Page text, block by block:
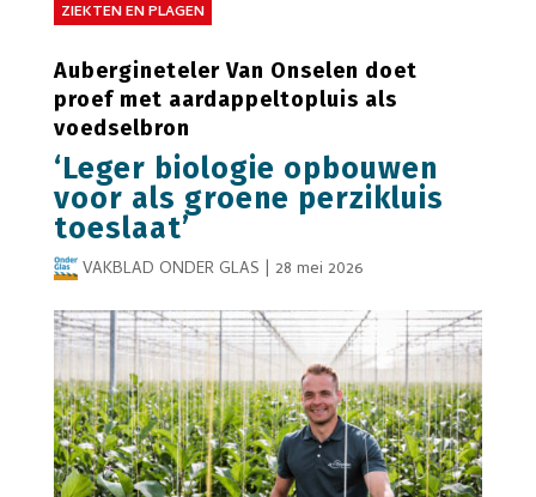
ZIEKTEN EN PLAGEN
Aubergineteler Van Onselen doet
proef met aardappeltopluis als
voedselbron
‘Leger biologie opbouwen
voor als groene perzikluis
toeslaat’
VAKBLAD ONDER GLAS | 28 mei 2026